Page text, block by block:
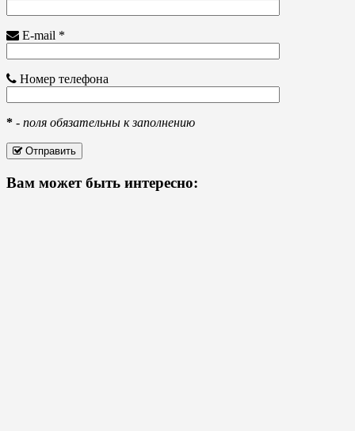
E-mail *
Номер телефона
* - поля обязательны к заполнению
Отправить
Вам может быть интересно: